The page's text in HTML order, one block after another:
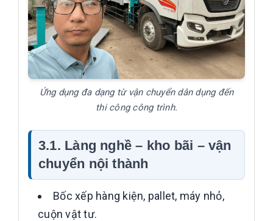
Ứng dụng đa dạng từ vận chuyển dân dụng đến
thi công công trình.
3.1. Làng nghề – kho bãi – vận
chuyển nội thành
Bốc xếp hàng kiện, pallet, máy nhỏ,
cuộn vật tư.